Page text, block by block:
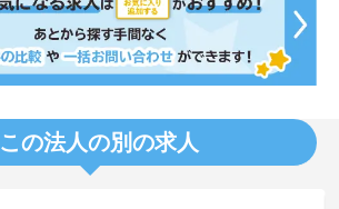
この法人の別の求人